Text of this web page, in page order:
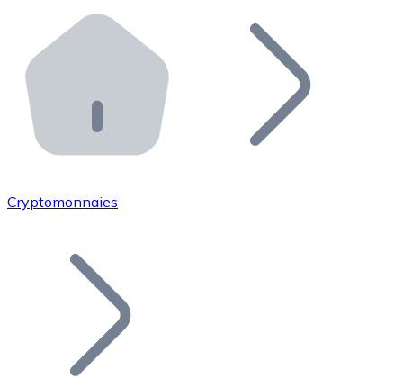
Distributeurs automatiques Bitnovo
Intégrez un ATM Bitnovo dans votre entreprise et
API Bitnovo
Intégrez notre API dans votre écosystème.
Rejoignez notre réseau de distributeurs et
Ajoutez le token de votre projet à notre service
Cryptomonnaies